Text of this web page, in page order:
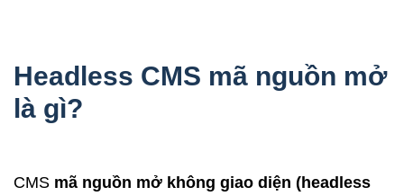
Headless CMS mã nguồn mở
là gì?
CMS mã nguồn mở không giao diện (headless